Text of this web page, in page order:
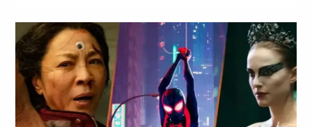
图3：DaVinci Resolve
二、在DaVinci Resolve中使用Boris Continuum插件
序，以帮助用户更好地掌握这款工具的使用方法。...